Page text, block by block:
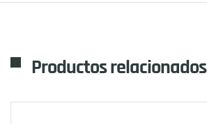
Productos relacionados